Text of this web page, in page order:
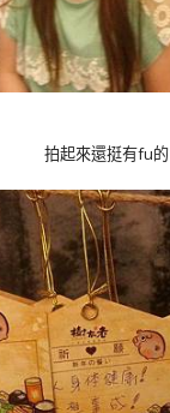
拍起來還挺有fu的